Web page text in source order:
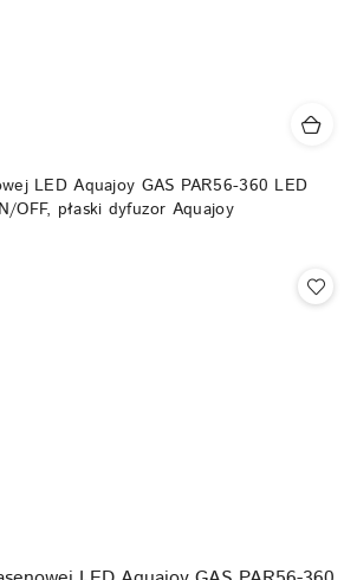
LED Aquajoy GAS PAR56-360 LED
OFF, płaski dyfuzor Aquajoy